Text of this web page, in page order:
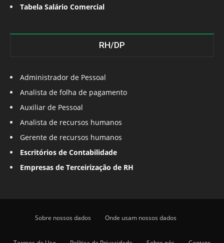
Tabela Salário Comercial
RH/DP
Administrador de Pessoal
Analista de folha de pagamento
Auxiliar de Pessoal
Analista de recursos humanos
Gerente de recursos humanos
Escritórios de Contabilidade
Empresas de Terceirização de RH
Sobre nossos dados Onde usam nossos dados